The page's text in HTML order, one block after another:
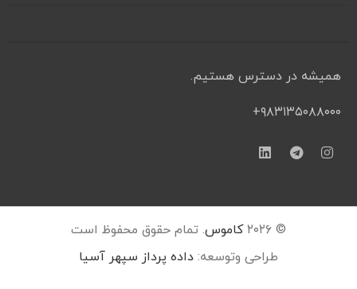
همیشه در دسترس هستیم.
۹۸۳۱۳۵۰۸۸۰۰۰+
© ۲۰۲۶ کاموس. تمام حقوق محفوظ است
طراحی وتوسعه: داده پرداز سپهر آسیا